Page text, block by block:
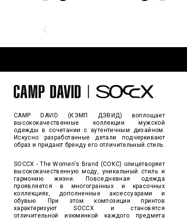
CAMP DAVID (КЭМП ДЭВИД) воплощает
высококачественные коллекции мужской
одежды в сочетании с аутентичным дизайном.
Искусно разработанные детали подчеркивают
образ и придают бренду его отличительный стиль.
SOCCX - The Women's Brand (СОКС) олицетворяет
высококачественную моду, уникальный стиль и
гармонию жизни. Повседневная одежда
проявляется в многогранных и красочных
коллекциях, дополненные аксессуарами и
обувью. При этом композиции принтов
характеризуют SOCCX и становятся
отличительной изюминкой каждого предмета